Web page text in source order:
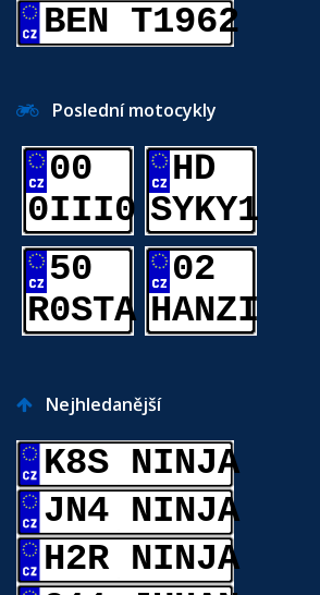
BEN T1962
Poslední motocykly
00
0III0
HD
SYKY1
50
R0STA
02
HANZI
Nejhledanější
K8S NINJA
JN4 NINJA
H2R NINJA